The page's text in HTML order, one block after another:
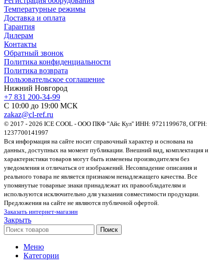
Температурные режимы
Доставка и оплата
Гарантия
Дилерам
Контакты
Обратный звонок
Политика конфиденциальности
Политика возврата
Пользовательское соглашение
Нижний Новгород
+7 831 200-34-99
С 10:00 до 19:00 МСК
zakaz@cl-ref.ru
© 2017 - 2026 ICE COOL - ООО ПКФ "Айс Кул" ИНН: 9721199678, ОГРН:
1237700141997
Вся информация на сайте носит справочный характер и основана на
данных, доступных на момент публикации. Внешний вид, комплектация и
характеристики товаров могут быть изменены производителем без
уведомления и отличаться от изображений. Несовпадение описания и
реального товара не является признаком ненадлежащего качества. Все
упомянутые товарные знаки принадлежат их правообладателям и
используются исключительно для указания совместимости продукции.
Предложения на сайте не являются публичной офертой.
Заказать интернет-магазин
Закрыть
Поиск
Меню
Категории